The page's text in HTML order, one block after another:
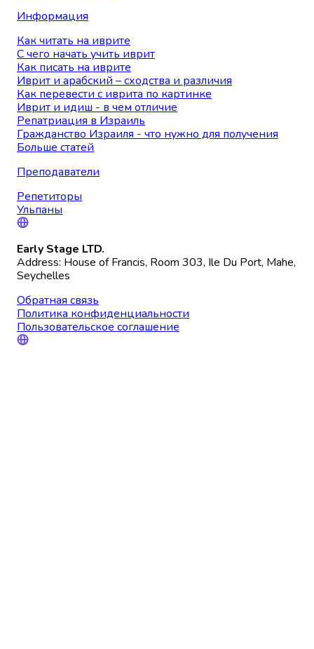
Информация
Как читать на иврите
С чего начать учить иврит
Как писать на иврите
Иврит и арабский – сходства и различия
Как перевести с иврита по картинке
Иврит и идиш - в чем отличие
Репатриация в Израиль
Гражданство Израиля - что нужно для получения
Больше статей
Преподаватели
Репетиторы
Ульпаны
Early Stage LTD.
Address: House of Francis, Room 303, Ile Du Port, Mahe,
Seychelles
Обратная связь
Политика конфиденциальности
Пользовательское соглашение